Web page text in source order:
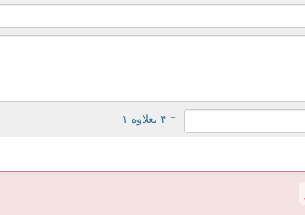
= ۴ بعلاوه ۱